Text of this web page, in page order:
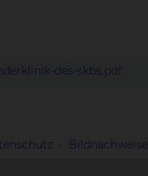
des-skbs.pdf
Bildnachweise